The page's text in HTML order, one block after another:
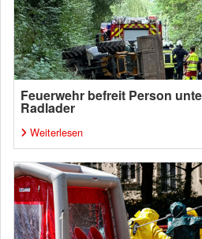
Feuerwehr befreit Person
Radlader
Weiterlesen